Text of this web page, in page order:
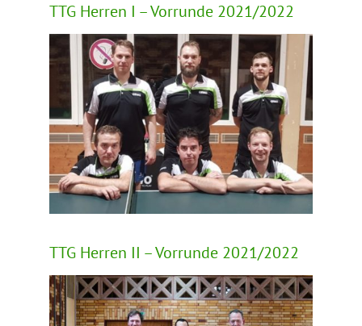
TTG Herren I – Vorrunde 2021/2022
TTG Herren II – Vorrunde 2021/2022